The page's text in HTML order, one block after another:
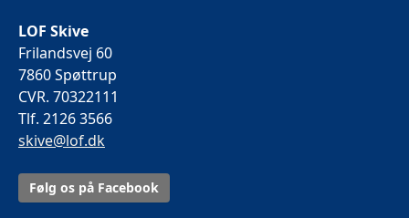
LOF Skive
Frilandsvej 60
7860 Spøttrup
CVR. 70322111
Tlf. 2126 3566
skive@lof.dk
Følg os på Facebook